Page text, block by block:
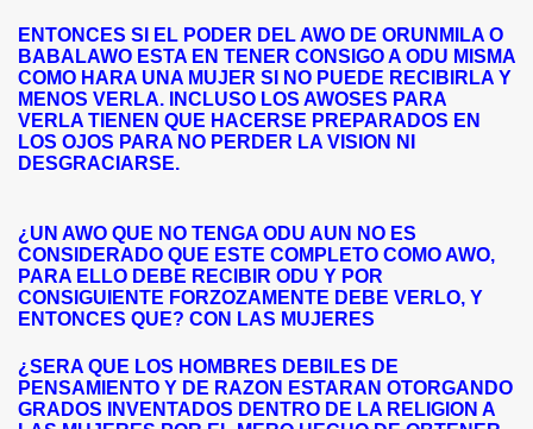
ENTONCES SI EL PODER DEL AWO DE ORUNMILA O
BABALAWO ESTA EN TENER CONSIGO A ODU MISMA
COMO HARA UNA MUJER SI NO PUEDE RECIBIRLA Y
MENOS VERLA. INCLUSO LOS AWOSES PARA
VERLA TIENEN QUE HACERSE PREPARADOS EN
LOS OJOS PARA NO PERDER LA VISION NI
DESGRACIARSE.
¿UN AWO QUE NO TENGA ODU AUN NO ES
CONSIDERADO QUE ESTE COMPLETO COMO AWO,
PARA ELLO DEBE RECIBIR ODU Y POR
CONSIGUIENTE FORZOZAMENTE DEBE VERLO, Y
ENTONCES QUE? CON LAS MUJERES
¿SERA QUE LOS HOMBRES DEBILES DE
PENSAMIENTO Y DE RAZON ESTARAN OTORGANDO
GRADOS INVENTADOS DENTRO DE LA RELIGION A